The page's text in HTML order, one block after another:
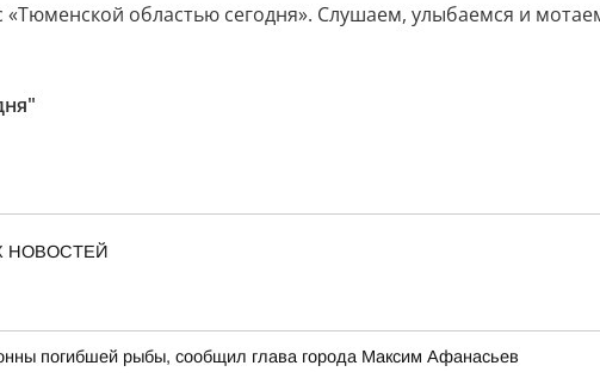
областью сегодня». Слушаем, улыбаемся и
НОВОСТЕЙ
погибшей рыбы, сообщил глава города Максим Афанасьев